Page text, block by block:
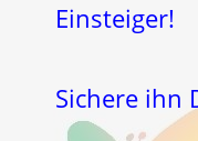
Einsteiger!
Sichere ihn